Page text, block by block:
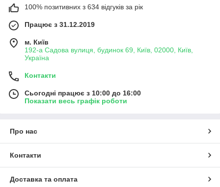
100% позитивних з 634 відгуків за рік
Працює з 31.12.2019
м. Київ
192-а Садова вулиця, будинок 69, Київ, 02000, Київ,
Україна
Контакти
Сьогодні працює з 10:00 до 16:00
Показати весь графік роботи
Про нас
Контакти
Доставка та оплата